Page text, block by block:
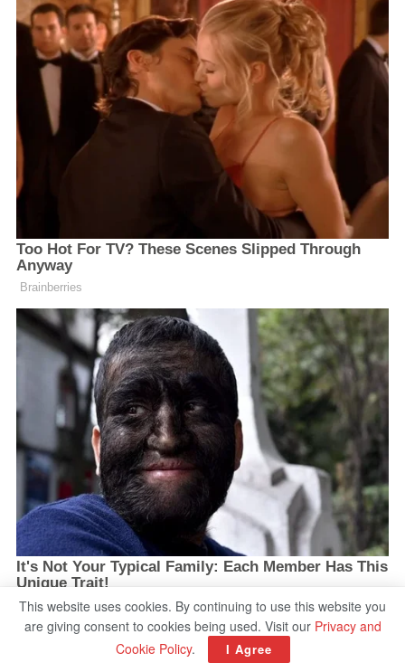
This website uses cookies. By continuing to use this website you
are giving consent to cookies being used. Visit our Privacy and
Cookie Policy. I Agree